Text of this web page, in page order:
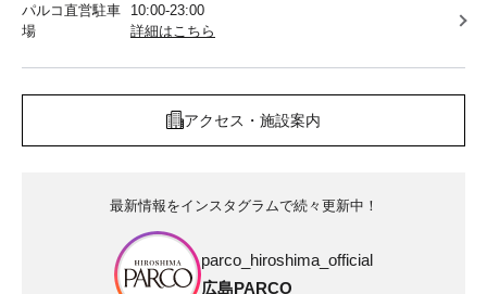
パルコ直営駐車
場
10:00-23:00
詳細はこちら
アクセス・施設案内
最新情報をインスタグラムで続々更新中！
parco_hiroshima_official
広島PARCO